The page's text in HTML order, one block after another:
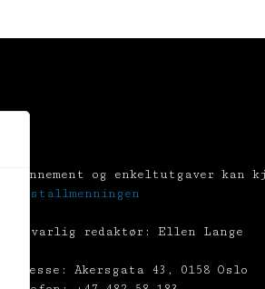
Abonnement og enkeltutgaver kan
Tekstallmenningen
Ansvarlig redaktør: Ellen Lange
Adresse: Akersgata 43, 0158 Oslo